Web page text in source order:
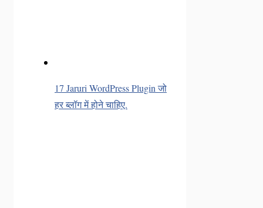
17 Jaruri WordPress Plugin जो
हर ब्लॉग में होने चाहिए.